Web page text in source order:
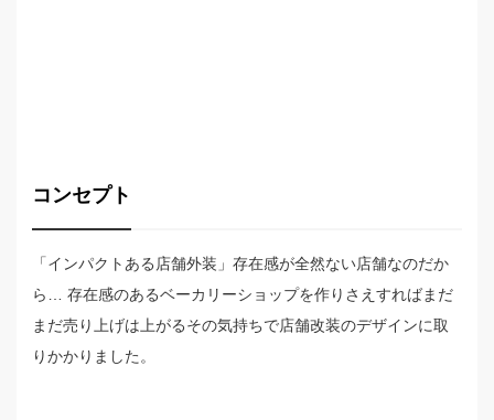
コンセプト
「インパクトある店舗外装」存在感が全然ない店舗なのだか
ら… 存在感のあるベーカリーショップを作りさえすればまだ
まだ売り上げは上がるその気持ちで店舗改装のデザインに取
りかかりました。